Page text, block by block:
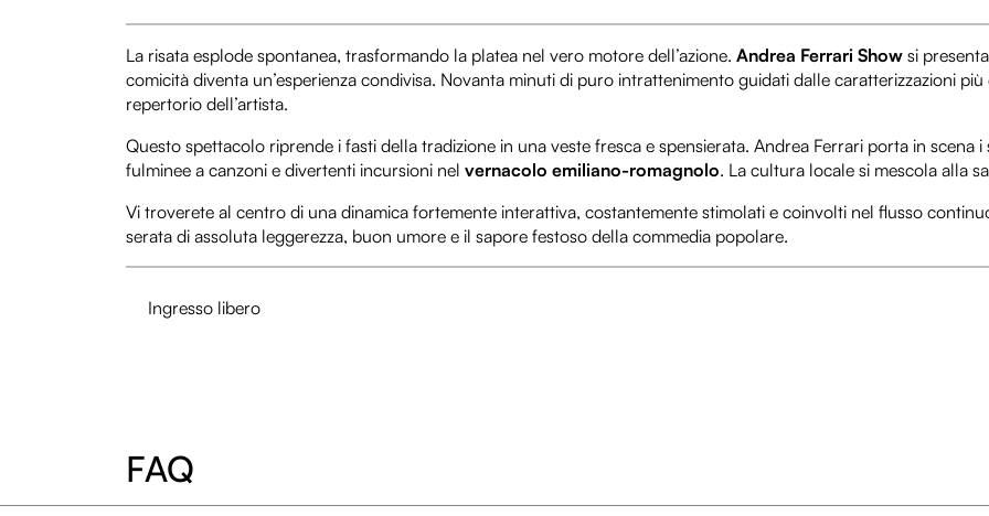
La risata esplode spontanea, trasformando la platea nel vero motore dell’azione. Andrea Ferrari Show si
comicità diventa un’esperienza condivisa. Novanta minuti di puro intrattenimento guidati dalle caratterizzazioni
repertorio dell’artista.
Questo spettacolo riprende i fasti della tradizione in una veste fresca e spensierata. Andrea Ferrari porta in
fulminee a canzoni e divertenti incursioni nel vernacolo emiliano-romagnolo. La cultura locale si mescola alla
Vi troverete al centro di una dinamica fortemente interattiva, costantemente stimolati e coinvolti nel flusso
serata di assoluta leggerezza, buon umore e il sapore festoso della commedia popolare.
Ingresso libero
FAQ